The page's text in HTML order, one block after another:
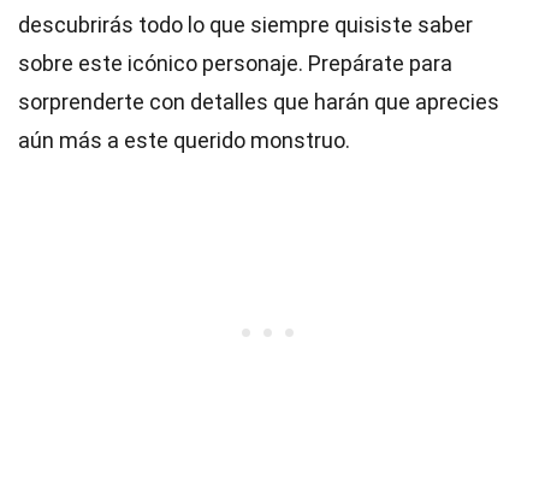
descubrirás todo lo que siempre quisiste saber
sobre este icónico personaje. Prepárate para
sorprenderte con detalles que harán que aprecies
aún más a este querido monstruo.